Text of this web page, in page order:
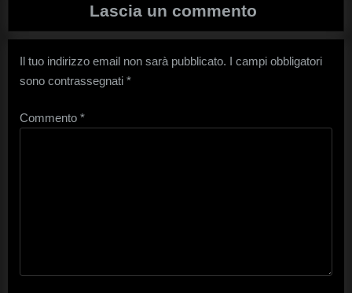
Lascia un commento
Il tuo indirizzo email non sarà pubblicato. I campi obbligatori
sono contrassegnati *
Commento *